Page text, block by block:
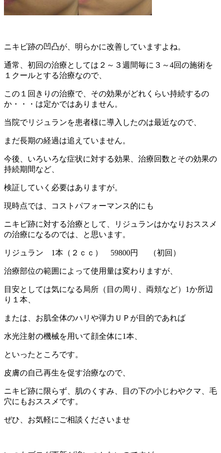
ニキビ跡の凹凸が、明らかに改善していますよね。
通常、初回の治療としては２～３週間毎に３～4回の施術を
１クールとする治療なので、
この１回きりの治療で、その効果がどれくらい持続するの
か・・・は定かではありません。
当院でリジュランを患者様に導入したのは最近なので、
まだ長期の経過は追えていません。
今後、いろいろな症状に対する効果、治療回数とその効果の
持続期間など、
検証していく必要はありますが。
現時点では、コストパフォーマンス的にも
ニキビ跡に対する治療として、リジュランはかなりおススメ
の治療になるのでは、と思います。
リジュラン 1本（２ｃｃ） 59800円 （初回）
治療部位の範囲によって使用量は変わりますが、
目安としては気になる局所（目の周り、両頬など）1か所辺
り１本、
または、お肌全体のハリや弾力ＵＰが目的であれば
水光注射の機械を用いて顔全体に1本、
といったところです。
皮膚の自己再生を促す治療なので、
ニキビ跡に限らず、肌のくすみ、目の下の小じわやクマ、毛
穴にもおススメです。
ぜひ、お気軽にご相談くださいませ